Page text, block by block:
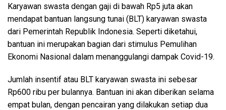
Karyawan swasta dengan gaji di bawah Rp5 juta akan
mendapat bantuan langsung tunai (BLT) karyawan swasta
dari Pemerintah Republik Indonesia. Seperti diketahui,
bantuan ini merupakan bagian dari stimulus Pemulihan
Ekonomi Nasional dalam menanggulangi dampak Covid-19.
Jumlah insentif atau BLT karyawan swasta ini sebesar
Rp600 ribu per bulannya. Bantuan ini akan diberikan selama
empat bulan, dengan pencairan yang dilakukan setiap dua